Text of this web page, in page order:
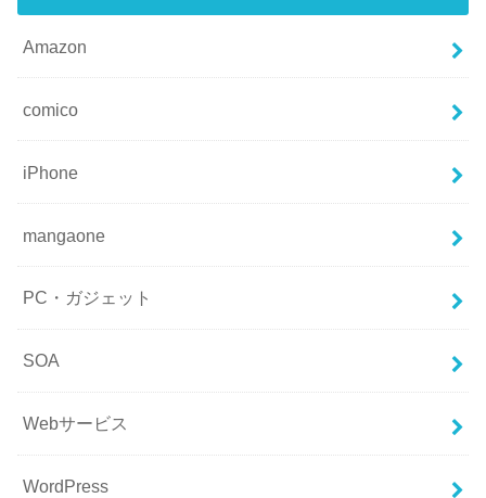
Amazon
comico
iPhone
mangaone
PC・ガジェット
SOA
Webサービス
WordPress